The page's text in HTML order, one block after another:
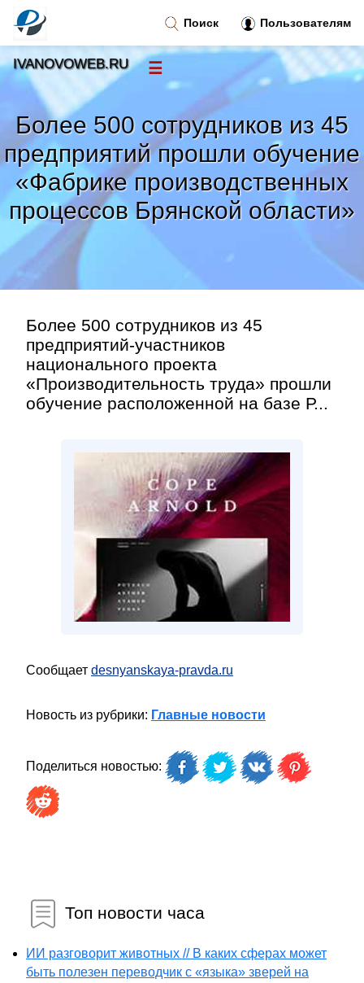
Более 500 сотрудников из 45
предприятий прошли обучение
«Фабрике производственных
процессов Брянской области»
Более 500 сотрудников из 45
предприятий-участников
национального проекта
«Производительность труда» прошли
обучение расположенной на базе Р...
Сообщает desnyanskaya-pravda.ru
Новость из рубрики: Главные новости
Поделиться новостью:
Топ новости часа
ИИ разговорит животных // В каких сферах может
быть полезен переводчик с «языка» зверей на
Поиск Пользователям
IVANOVOWEB.RU ☰
Тренды новостей»
Рубрики»
Правила »